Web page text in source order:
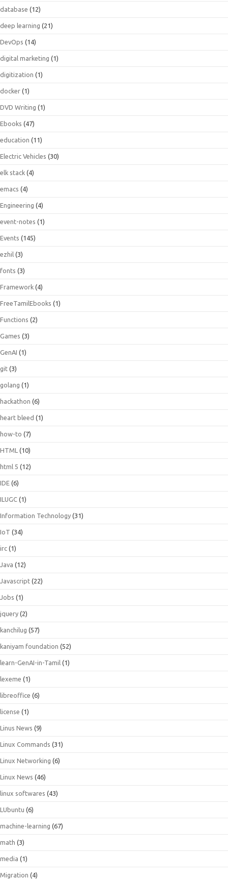
database (12)
deep learning (21)
DevOps (14)
digital marketing (1)
digitization (1)
docker (1)
DVD Writing (1)
Ebooks (47)
education (11)
Electric Vehicles (30)
elk stack (4)
emacs (4)
Engineering (4)
event-notes (1)
Events (145)
ezhil (3)
fonts (3)
Framework (4)
FreeTamilEbooks (1)
Functions (2)
Games (3)
GenAI (1)
git (3)
golang (1)
hackathon (6)
heart bleed (1)
how-to (7)
HTML (10)
html 5 (12)
IDE (6)
ILUGC (1)
Information Technology (31)
IoT (34)
irc (1)
Java (12)
Javascript (22)
Jobs (1)
jquery (2)
kanchilug (57)
kaniyam foundation (52)
learn-GenAI-in-Tamil (1)
lexeme (1)
libreoffice (6)
license (1)
Linus News (9)
Linux Commands (31)
Linux Networking (6)
Linux News (46)
linux softwares (43)
LUbuntu (6)
machine-learning (67)
math (3)
media (1)
Migration (4)